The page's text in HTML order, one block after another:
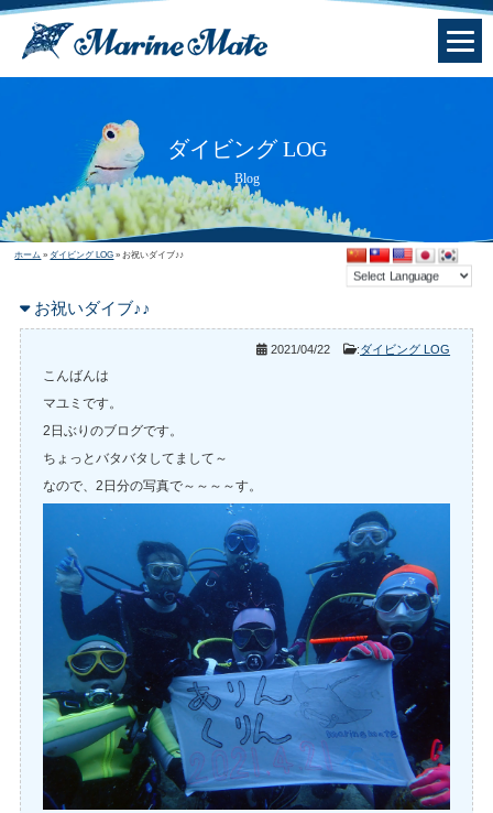
ダイビング LOG
Blog
ホーム » ダイビング LOG » お祝いダイブ♪♪
お祝いダイブ♪♪
2021/04/22 :ダイビング LOG
こんばんは
マユミです。
2日ぶりのブログです。
ちょっとバタバタしてまして～
なので、2日分の写真で～～～～す。